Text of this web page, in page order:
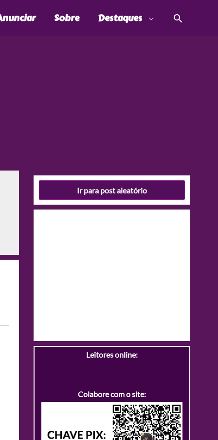
Sobre Destaques
Ir para post aleatório
Leitores online:
Colabore com o site: